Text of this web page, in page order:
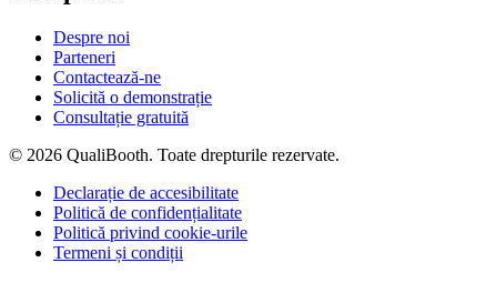
Despre noi
Parteneri
Contactează-ne
Solicită o demonstrație
Consultație gratuită
© 2026 QualiBooth. Toate drepturile rezervate.
Declarație de accesibilitate
Politică de confidențialitate
Politică privind cookie-urile
Termeni și condiții